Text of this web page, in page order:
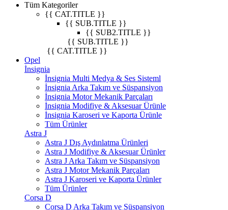
Tüm Kategoriler
{{ CAT.TITLE }}
{{ SUB.TITLE }}
{{ SUB2.TITLE }}
{{ SUB.TITLE }}
{{ CAT.TITLE }}
Opel
İnsignia
İnsignia Multi Medya & Ses Sisteml
İnsignia Arka Takım ve Süspansiyon
İnsignia Motor Mekanik Parçaları
İnsignia Modifiye & Aksesuar Ürünle
İnsignia Karoseri ve Kaporta Ürünle
Tüm Ürünler
Astra J
Astra J Dış Aydınlatma Ürünleri
Astra J Modifiye & Aksesuar Ürünler
Astra J Arka Takım ve Süspansiyon
Astra J Motor Mekanik Parçaları
Astra J Karoseri ve Kaporta Ürünler
Tüm Ürünler
Corsa D
Corsa D Arka Takım ve Süspansiyon